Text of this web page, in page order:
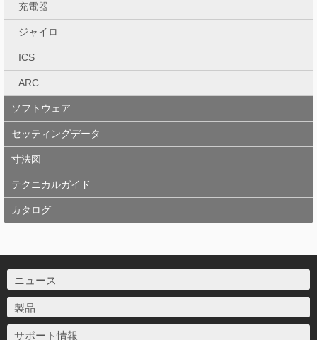
充電器
ジャイロ
ICS
ARC
ソフトウェア
セッティングデータ
寸法図
テクニカルガイド
カタログ
ニュース
製品
サポート情報